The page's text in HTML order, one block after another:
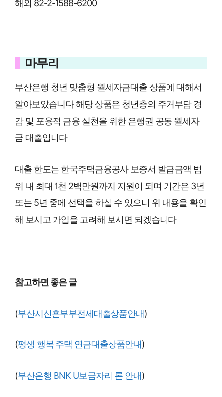
해외 82-2-1588-6200
마무리
부산은행 청년 맞춤형 월세자금대출 상품에 대해서
알아보았습니다 해당 상품은 청년층의 주거부담 경
감 및 포용적 금융 실천을 위한 은행권 공동 월세자
금 대출입니다
대출 한도는 한국주택금융공사 보증서 발급금액 범
위 내 최대 1천 2백만원까지 지원이 되며 기간은 3년
또는 5년 중에 선택을 하실 수 있으니 위 내용을 확인
해 보시고 가입을 고려해 보시면 되겠습니다
참고하면 좋은 글
(부산시신혼부부전세대출상품안내)
(평생 행복 주택 연금대출상품안내)
(부산은행 BNK U보금자리 론 안내)